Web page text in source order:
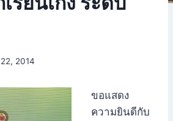
2014
ขอแสดง
ความยินดีกับ